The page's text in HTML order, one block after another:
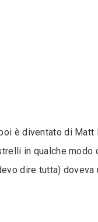
è diventato di
in qualche
dire tutta)